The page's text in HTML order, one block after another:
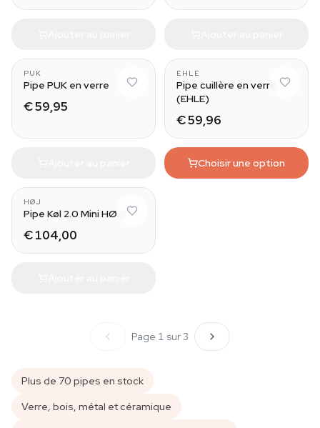
PUK
Pipe PUK en verre
€ 59,95
EHLE
Pipe cuillère en verre
(EHLE)
€ 59,96
Choisir une option
HØJ
Pipe Køl 2.0 Mini HØJ
€ 104,00
Page 1 sur 3
Plus de 70 pipes en stock
Verre, bois, métal et céramique